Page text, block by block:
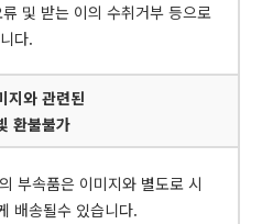
및 받는 이의 수취거부 등으로
다.
지와 관련된
환불불가
부속품은 이미지와 별도로 시
배송될수 있습니다.